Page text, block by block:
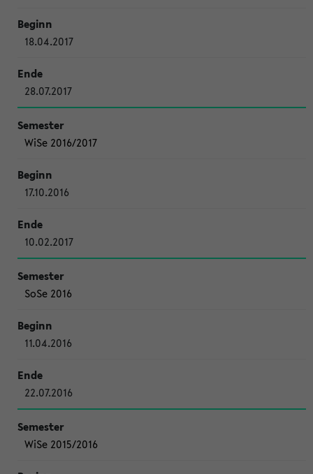
18.04.2017
28.07.2017
WiSe 2016/2017
17.10.2016
10.02.2017
SoSe 2016
11.04.2016
22.07.2016
WiSe 2015/2016